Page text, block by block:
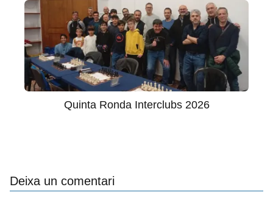
Quinta Ronda Interclubs 2026
Deixa un comentari